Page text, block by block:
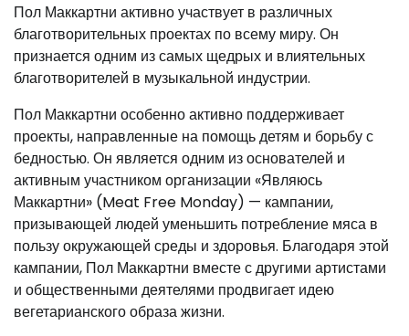
Пол Маккартни активно участвует в различных
благотворительных проектах по всему миру. Он
признается одним из самых щедрых и влиятельных
благотворителей в музыкальной индустрии.
Пол Маккартни особенно активно поддерживает
проекты, направленные на помощь детям и борьбу с
бедностью. Он является одним из основателей и
активным участником организации «Являюсь
Маккартни» (Meat Free Monday) — кампании,
призывающей людей уменьшить потребление мяса в
пользу окружающей среды и здоровья. Благодаря этой
кампании, Пол Маккартни вместе с другими артистами
и общественными деятелями продвигает идею
вегетарианского образа жизни.